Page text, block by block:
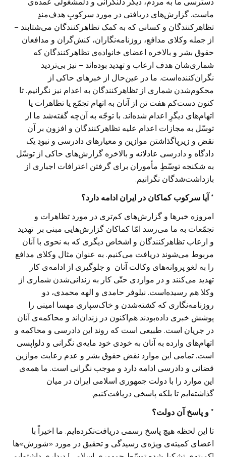
دسترسی ما به مردم، دیگر دلنگرانی و دلمشغولی عمده‌ی
ماست. گزارش‌های دریافتی در مورد سرکوبِ هدف‌مندِ
تظاهرکنندگان و کسانی که به کمک تظاهرکنندگان می‌شتابند –
از جمله وکلای مدافع، روزنامه‌نگاران، کنش‌گران و مدافعان
حقوق بشر و بالاخره اعضای خانواده‌ی تظاهرکنندگان که
شماری‌شان هدف ارعاب و تهدید بوده‌اند – نیز بی‌تردید
نگران‌کننده‌است. ما در عین‌حال از خبرهای حاکی از
محکوم‌شدن شماری از تظاهرکنندگان به اعدام نیز نگرانیم. تا
کنون دست‌کم هفت تن از آنان به اتهام تجمّع یا تظاهرات یا
اتهام‌های دیگرِ اعدام‌ شده‌اند. با توجّه به آن‌چه گفته‌شد ما از
توسّل به مجازات اعدام علیه تظاهرکنندگان و افزون بر آن
نقض و زیرپاگذاشتن موازین و معیارهای دادرسی و نبودِ یک
دادگاه و دادرسی عادلانه و بالاخره گزارش‌های حاکی از توسّل
به شکنجه توسّطِ مأموران برای گرفتن اعترافات اجباری از
بازداشت‌شدگان نگرانیم.
* آیا سرکوب کماکان در ایران ادامه دارد؟
امروزه خبرها و گزارش‌های کم‌تری در مورد تظاهرات و
تجمّعات به ما می‌رسد امّا کماکان گزارش‌هایی مبنی بر تهدید
و ارعاب تظاهرکنندگان و اشخاص دیگری که به نحوی با آنان
مربوط می‌شوند دریافت می‌کنیم. به عنوان مثال وکلای مدافع
را به لغو پروانه‌های وکالت آنان و جلوگیری از ادامه‌ی کار
تهدید می‌کنند و در مواردی حتّی کار به زندانی‌شدن شماری از
وکلا هم رسیده‌است. نیلوفر حامدی و الهه محمدی، دو
روزنامه‌نگاری که کشته‌شدن و خاک‌سپاری مهسا امینی را
پوشش خبری داده‌بودند هم‌اکنون در زندان‌اند و محاکمه‌ی آنان
در جریان است. طبیعی است که روند این دادرسی و محاکمه و
اتهام‌های وارده به آنان به خودی خود مایه‌ی نگرانی و دلواپسی
است. تمامی این موارد نقض حقوق بشر و عدم رعایت موازین
قضائی و دادرسی ادامه دارد و موجب نگرانی است. ما همه‌ی
این موارد را با دولت جمهوری اسلامی ایران در میان
گذاشته‌ایم تا بلکه پاسخی دریافت‌کنیم.
* و پاسخ آن دولت؟
تا این لحظه هیچ پاسخ رسمی دریافت‌نکرده‌ایم. ما اخیراً با
اعضای کمیته‌ی ویژه‌ی رسیدگی و تحقیق در مورد «شورش»ها